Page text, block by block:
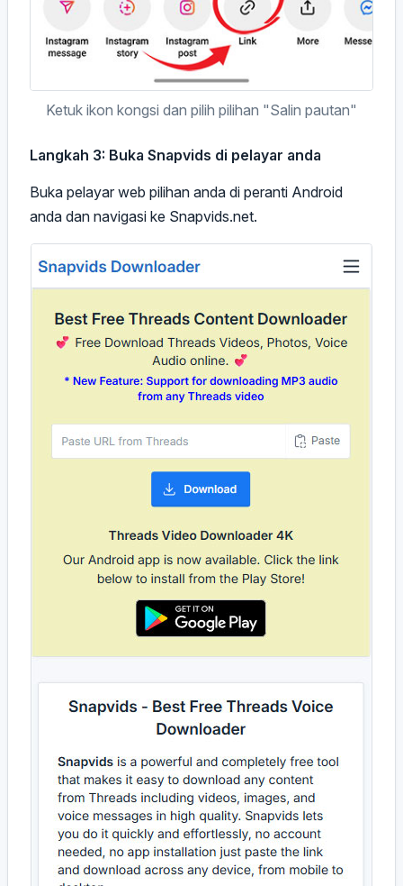
Ketuk ikon kongsi dan pilih pilihan "Salin pautan"
Langkah 3: Buka Snapvids di pelayar anda
Buka pelayar web pilihan anda di peranti Android
anda dan navigasi ke Snapvids.net.